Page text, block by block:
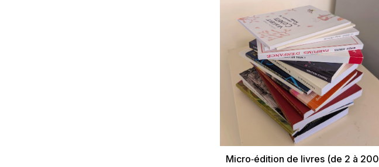
Micro‑édition de livres (de 2 à 200